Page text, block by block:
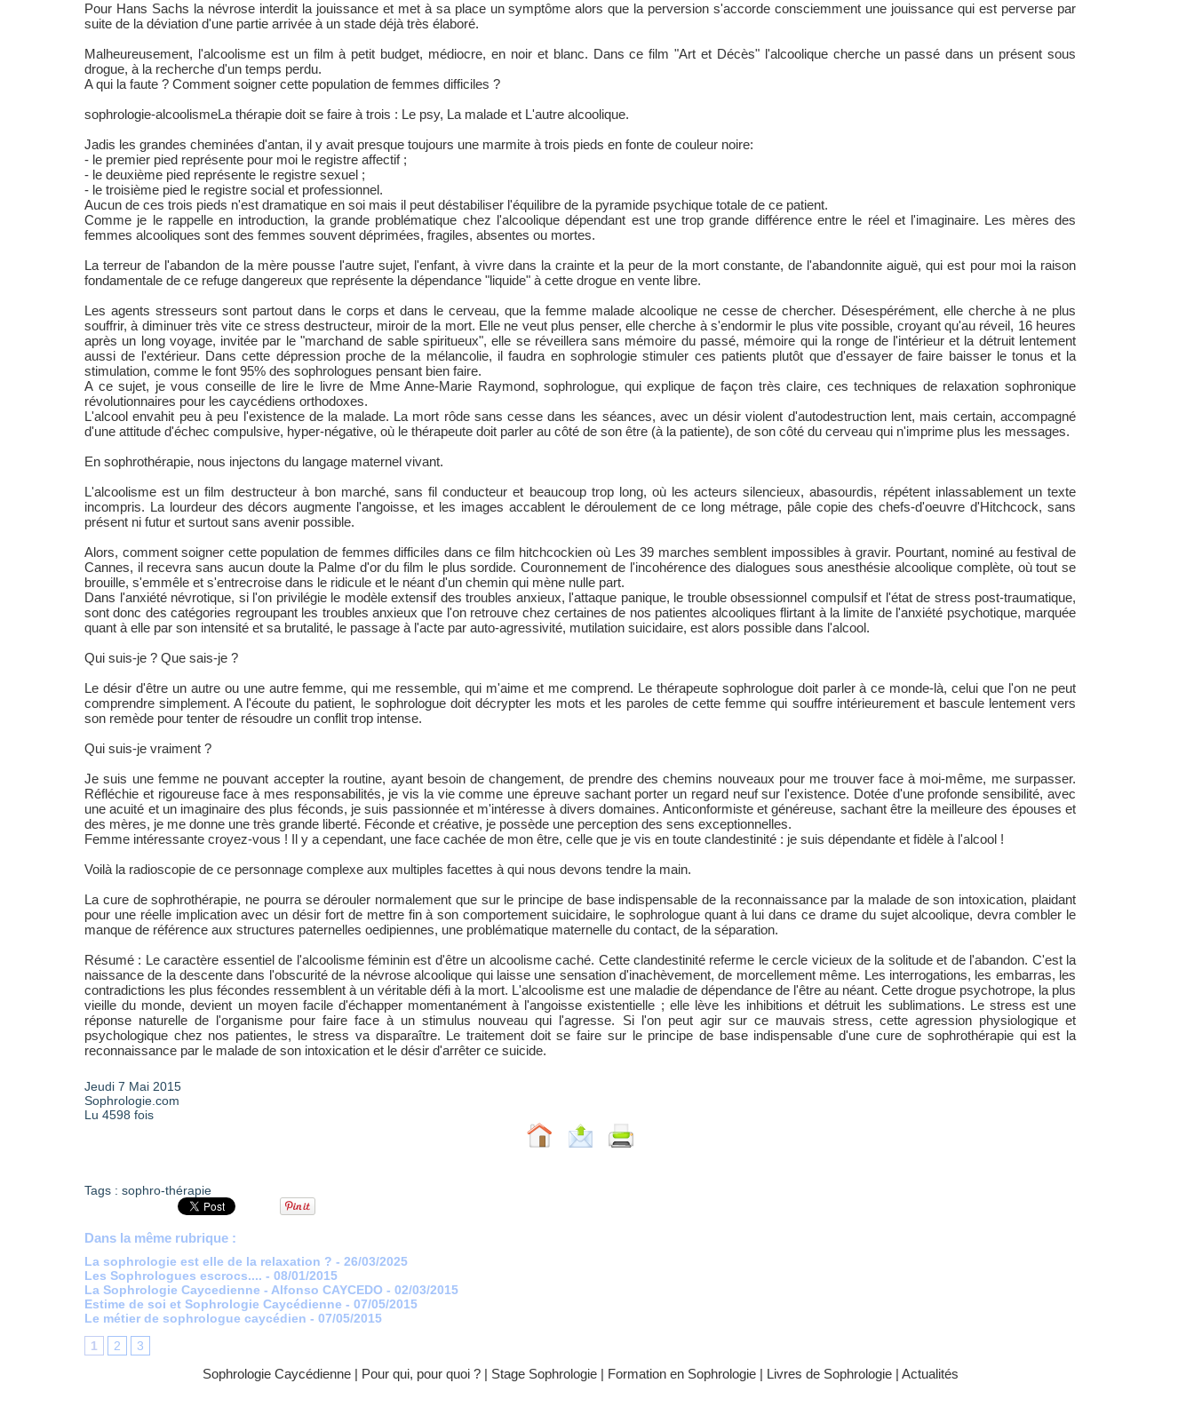
Pour Hans Sachs la névrose interdit la jouissance et met à sa place un symptôme alors que la perversion s'accorde consciemment une jouissance qui est perverse par
suite de la déviation d'une partie arrivée à un stade déjà très élaboré.
Malheureusement, l'alcoolisme est un film à petit budget, médiocre, en noir et blanc. Dans ce film "Art et Décès" l'alcoolique cherche un passé dans un présent sous
drogue, à la recherche d'un temps perdu.
A qui la faute ? Comment soigner cette population de femmes difficiles ?
sophrologie-alcoolismeLa thérapie doit se faire à trois : Le psy, La malade et L'autre alcoolique.
Jadis les grandes cheminées d'antan, il y avait presque toujours une marmite à trois pieds en fonte de couleur noire:
- le premier pied représente pour moi le registre affectif ;
- le deuxième pied représente le registre sexuel ;
- le troisième pied le registre social et professionnel.
Aucun de ces trois pieds n'est dramatique en soi mais il peut déstabiliser l'équilibre de la pyramide psychique totale de ce patient.
Comme je le rappelle en introduction, la grande problématique chez l'alcoolique dépendant est une trop grande différence entre le réel et l'imaginaire. Les mères des
femmes alcooliques sont des femmes souvent déprimées, fragiles, absentes ou mortes.
La terreur de l'abandon de la mère pousse l'autre sujet, l'enfant, à vivre dans la crainte et la peur de la mort constante, de l'abandonnite aiguë, qui est pour moi la raison
fondamentale de ce refuge dangereux que représente la dépendance "liquide" à cette drogue en vente libre.
Les agents stresseurs sont partout dans le corps et dans le cerveau, que la femme malade alcoolique ne cesse de chercher. Désespérément, elle cherche à ne plus
souffrir, à diminuer très vite ce stress destructeur, miroir de la mort. Elle ne veut plus penser, elle cherche à s'endormir le plus vite possible, croyant qu'au réveil, 16 heures
après un long voyage, invitée par le "marchand de sable spiritueux", elle se réveillera sans mémoire du passé, mémoire qui la ronge de l'intérieur et la détruit lentement
aussi de l'extérieur. Dans cette dépression proche de la mélancolie, il faudra en sophrologie stimuler ces patients plutôt que d'essayer de faire baisser le tonus et la
stimulation, comme le font 95% des sophrologues pensant bien faire.
A ce sujet, je vous conseille de lire le livre de Mme Anne-Marie Raymond, sophrologue, qui explique de façon très claire, ces techniques de relaxation sophronique
révolutionnaires pour les caycédiens orthodoxes.
L'alcool envahit peu à peu l'existence de la malade. La mort rôde sans cesse dans les séances, avec un désir violent d'autodestruction lent, mais certain, accompagné
d'une attitude d'échec compulsive, hyper-négative, où le thérapeute doit parler au côté de son être (à la patiente), de son côté du cerveau qui n'imprime plus les messages.
En sophrothérapie, nous injectons du langage maternel vivant.
L'alcoolisme est un film destructeur à bon marché, sans fil conducteur et beaucoup trop long, où les acteurs silencieux, abasourdis, répétent inlassablement un texte
incompris. La lourdeur des décors augmente l'angoisse, et les images accablent le déroulement de ce long métrage, pâle copie des chefs-d'oeuvre d'Hitchcock, sans
présent ni futur et surtout sans avenir possible.
Alors, comment soigner cette population de femmes difficiles dans ce film hitchcockien où Les 39 marches semblent impossibles à gravir. Pourtant, nominé au festival de
Cannes, il recevra sans aucun doute la Palme d'or du film le plus sordide. Couronnement de l'incohérence des dialogues sous anesthésie alcoolique complète, où tout se
brouille, s'emmêle et s'entrecroise dans le ridicule et le néant d'un chemin qui mène nulle part.
Dans l'anxiété névrotique, si l'on privilégie le modèle extensif des troubles anxieux, l'attaque panique, le trouble obsessionnel compulsif et l'état de stress post-traumatique,
sont donc des catégories regroupant les troubles anxieux que l'on retrouve chez certaines de nos patientes alcooliques flirtant à la limite de l'anxiété psychotique, marquée
quant à elle par son intensité et sa brutalité, le passage à l'acte par auto-agressivité, mutilation suicidaire, est alors possible dans l'alcool.
Qui suis-je ? Que sais-je ?
Le désir d'être un autre ou une autre femme, qui me ressemble, qui m'aime et me comprend. Le thérapeute sophrologue doit parler à ce monde-là, celui que l'on ne peut
comprendre simplement. A l'écoute du patient, le sophrologue doit décrypter les mots et les paroles de cette femme qui souffre intérieurement et bascule lentement vers
son remède pour tenter de résoudre un conflit trop intense.
Qui suis-je vraiment ?
Je suis une femme ne pouvant accepter la routine, ayant besoin de changement, de prendre des chemins nouveaux pour me trouver face à moi-même, me surpasser.
Réfléchie et rigoureuse face à mes responsabilités, je vis la vie comme une épreuve sachant porter un regard neuf sur l'existence. Dotée d'une profonde sensibilité, avec
une acuité et un imaginaire des plus féconds, je suis passionnée et m'intéresse à divers domaines. Anticonformiste et généreuse, sachant être la meilleure des épouses et
des mères, je me donne une très grande liberté. Féconde et créative, je possède une perception des sens exceptionnelles.
Femme intéressante croyez-vous ! Il y a cependant, une face cachée de mon être, celle que je vis en toute clandestinité : je suis dépendante et fidèle à l'alcool !
Voilà la radioscopie de ce personnage complexe aux multiples facettes à qui nous devons tendre la main.
La cure de sophrothérapie, ne pourra se dérouler normalement que sur le principe de base indispensable de la reconnaissance par la malade de son intoxication, plaidant
pour une réelle implication avec un désir fort de mettre fin à son comportement suicidaire, le sophrologue quant à lui dans ce drame du sujet alcoolique, devra combler le
manque de référence aux structures paternelles oedipiennes, une problématique maternelle du contact, de la séparation.
Résumé : Le caractère essentiel de l'alcoolisme féminin est d'être un alcoolisme caché. Cette clandestinité referme le cercle vicieux de la solitude et de l'abandon. C'est la
naissance de la descente dans l'obscurité de la névrose alcoolique qui laisse une sensation d'inachèvement, de morcellement même. Les interrogations, les embarras, les
contradictions les plus fécondes ressemblent à un véritable défi à la mort. L'alcoolisme est une maladie de dépendance de l'être au néant. Cette drogue psychotrope, la plus
vieille du monde, devient un moyen facile d'échapper momentanément à l'angoisse existentielle ; elle lève les inhibitions et détruit les sublimations. Le stress est une
réponse naturelle de l'organisme pour faire face à un stimulus nouveau qui l'agresse. Si l'on peut agir sur ce mauvais stress, cette agression physiologique et
psychologique chez nos patientes, le stress va disparaître. Le traitement doit se faire sur le principe de base indispensable d'une cure de sophrothérapie qui est la
reconnaissance par le malade de son intoxication et le désir d'arrêter ce suicide.
Jeudi 7 Mai 2015
Sophrologie.com
Lu 4598 fois
Tags : sophro-thérapie
Dans la même rubrique :
La sophrologie est elle de la relaxation ? - 26/03/2025
Les Sophrologues escrocs.... - 08/01/2015
La Sophrologie Caycedienne - Alfonso CAYCEDO - 02/03/2015
Estime de soi et Sophrologie Caycédienne - 07/05/2015
Le métier de sophrologue caycédien - 07/05/2015
1
2 3
Sophrologie Caycédienne | Pour qui, pour quoi ? | Stage Sophrologie | Formation en Sophrologie | Livres de Sophrologie | Actualités